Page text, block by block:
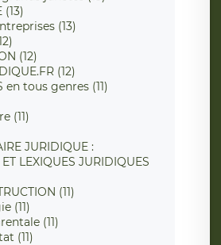
(13)
(13)
(12)
(12)
en tous genres (11)
(11)
JURIDIQUE :
LEXIQUES JURIDIQUES
(11)
(11)
(11)
(11)